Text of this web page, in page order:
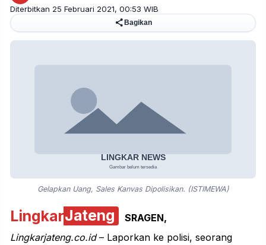
Diterbitkan 25 Februari 2021, 00:53 WIB
Bagikan
Gelapkan Uang, Sales Kanvas Dipolisikan. (ISTIMEWA)
LingkarJateng
SRAGEN,
Lingkarjateng.co.id– Laporkan ke polisi, seorang